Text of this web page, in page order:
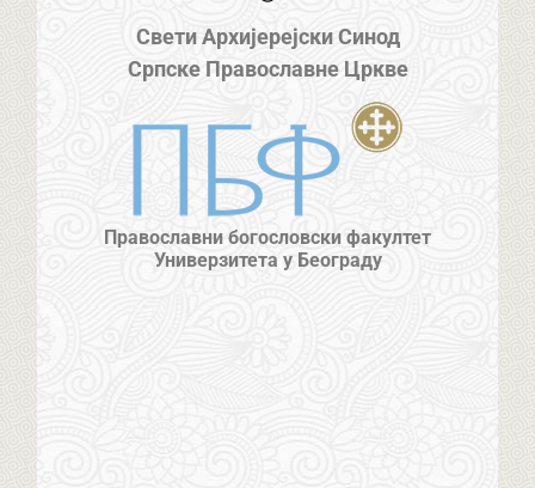
Свети Архијерејски Синод
Српске Православне Цркве
Православни богословски факултет
Универзитета у Београду